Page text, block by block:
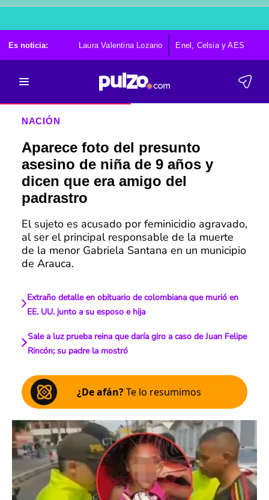
Es noticia: Laura Valentina Lozano Enel, Celsia y AES
NACIÓN
Aparece foto del presunto
asesino de niña de 9 años y
dicen que era amigo del
padrastro
El sujeto es acusado por feminicidio agravado,
al ser el principal responsable de la muerte
de la menor Gabriela Santana en un municipio
de Arauca.
Extraño detalle en obituario de colombiana que murió en
EE. UU. junto a su esposo e hija
Sale a luz prueba reina que daría giro a caso de Juan Felipe
Rincón; su padre la mostró
¿De afán?Te lo resumimos